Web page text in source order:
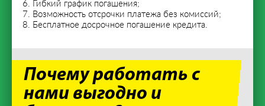
Гибкий график погашения;
Возможность отсрочки платежа без комиссий;
Бесплатное досрочное погашение кредита.
Почему работать с
нами выгодно и